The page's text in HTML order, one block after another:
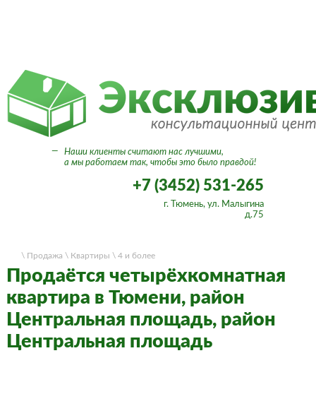
—
Наши клиенты считают нас лучшими,
а мы работаем так, чтобы это было правдой!
+7 (3452) 531-265
г. Тюмень, ул. Малыгина
д.75
\ Продажа \ Квартиры \ 4 и более
Продаётся четырёхкомнатная
квартира в Тюмени, район
Центральная площадь, район
Центральная площадь